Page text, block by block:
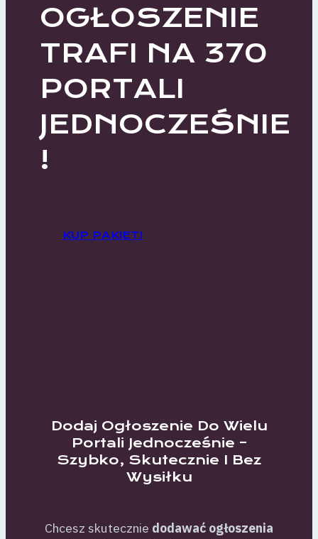
OGŁOSZENIE
TRAFI NA 370
PORTALI
JEDNOCZEŚNIE
!
KUP PAKIET!
Dodaj Ogłoszenie Do Wielu
Portali Jednocześnie –
Szybko, Skutecznie I Bez
Wysiłku
Chcesz skutecznie dodawać ogłoszenia